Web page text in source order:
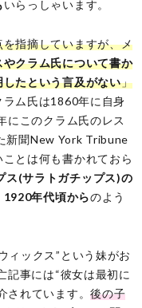
いらっしゃいます。
指摘していますが、メ
クラム氏について書か
たという言及がない」
ム氏は1860年に自身
にこのクラム氏のレス
新聞New York Tribune
とは何も書かれておら
ス(サラトガチップス)の
年代頃からのよう
ィックス”という妹がお
記事には“彼女は最初に
されています。後の子